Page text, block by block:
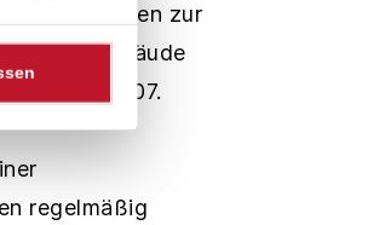
allen Fragen zur
Firmengebäude
März 2007.
regelmäßig